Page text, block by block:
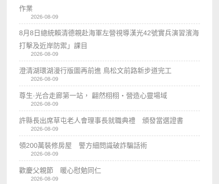
作業
2026-08-09
8月8日總統賴清德親赴海軍左營視導漢光42號實兵演習濱海
打擊及近岸防禦」課目
2026-08-09
澄清湖環湖漫行版圖再前進 鳥松文前路新步道完工
2026-08-09
尊生·光合走廊第一站， 翩然栩栩・營造心靈場域
2026-08-09
許縣長出席草屯老人會理事長就職典禮 頒發當選證書
2026-08-09
領200萬裝修房屋 警方細問識破詐騙話術
2026-08-09
歡慶父親節 暖心慰勉同仁
2026-08-09